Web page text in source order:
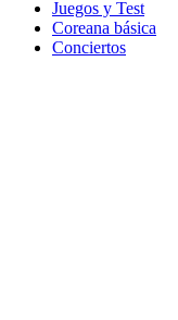
Juegos y Test
Coreana básica
Conciertos